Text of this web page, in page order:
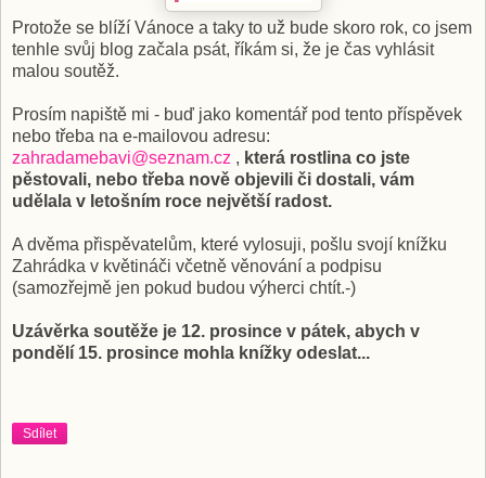
Protože se blíží Vánoce a taky to už bude skoro rok, co jsem
tenhle svůj blog začala psát, říkám si, že je čas vyhlásit
malou soutěž.
Prosím napiště mi - buď jako komentář pod tento příspěvek
nebo třeba na e-mailovou adresu:
zahradamebavi@seznam.cz , která rostlina co jste
pěstovali, nebo třeba nově objevili či dostali, vám
udělala v letošním roce největší radost.
A dvěma přispěvatelům, které vylosuji, pošlu svojí knížku
Zahrádka v květináči včetně věnování a podpisu
(samozřejmě jen pokud budou výherci chtít.-)
Uzávěrka soutěže je 12. prosince v pátek, abych v
pondělí 15. prosince mohla knížky odeslat...
Sdílet